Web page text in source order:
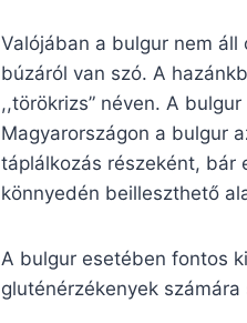
Valójában a bulgur nem
búzáról van szó. A
,,törökrizs” néven. A
Magyarországon a bulgur
táplálkozás részeként, bár
könnyedén beilleszthető
A bulgur esetében fontos
gluténérzékenyek